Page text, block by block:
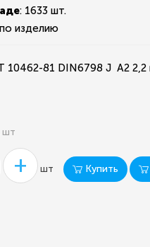
: 1633 шт.
изделию
81 DIN6798 J А2 2,2
шт
+ шт Купить